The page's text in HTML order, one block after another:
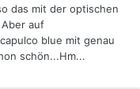
das mit der optischen
auf
blue mit genau
schön...Hm...